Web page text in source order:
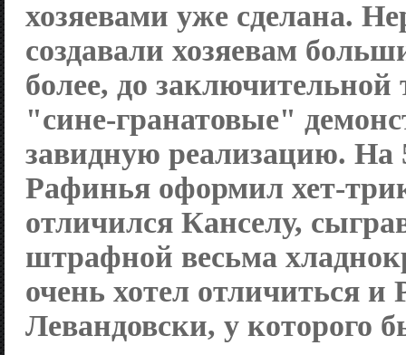
хозяевами уже сделана.
создавали хозяевам
более, до
"сине-гранатовые"
завидную реализацию. На
Рафинья оформил хет-
отличился Канселу,
штрафной весьма
очень хотел отличиться и
Левандовски, у которого